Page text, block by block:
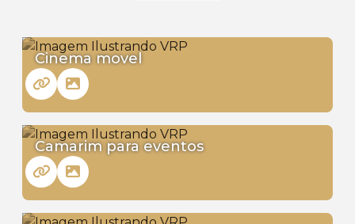
Cinema movel
Camarim para eventos